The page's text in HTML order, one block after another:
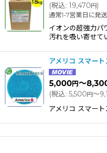
(税込: 19,470円)
通常1-7営業日に発
イオンの超強力パ
汚れを吸い寄せて
アメリコ スマー
5,000円～
(税込: 5,500円～
アメリコ スマー